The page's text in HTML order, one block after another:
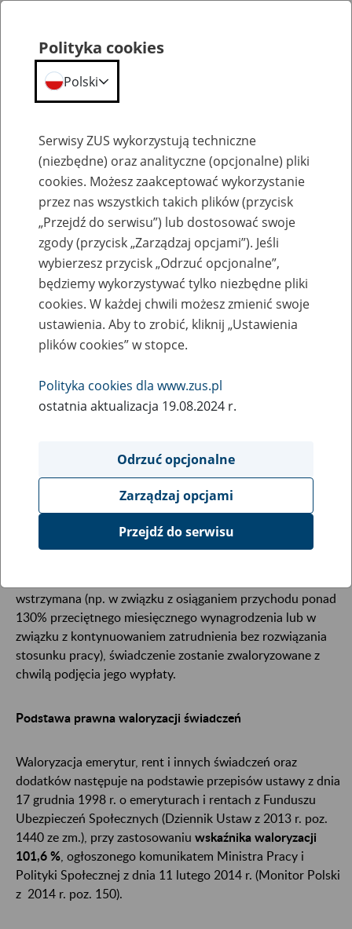
Aktualności
Marcowa waloryzacja świadczeń
25
najniższych emerytur i rent, a także dodatków oraz
kwot maksymalnych zmniejszeń emerytur i rent z
tytułu osiągania przychodu z działalności
Zakład Ubezpieczeń Społecznych waloryzuje wszystkie
wstrzymana (np. w związku z osiąganiem przychodu ponad
130% przeciętnego miesięcznego wynagrodzenia lub w
związku z kontynuowaniem zatrudnienia bez rozwiązania
stosunku pracy), świadczenie zostanie zwaloryzowane z
chwilą podjęcia jego wypłaty.
Podstawa prawna waloryzacji świadczeń
Waloryzacja emerytur, rent i innych świadczeń oraz
dodatków następuje na podstawie przepisów ustawy z dnia
17 grudnia 1998 r. o emeryturach i rentach z Funduszu
Ubezpieczeń Społecznych (Dziennik Ustaw z 2013 r. poz.
1440 ze zm.), przy zastosowaniu wskaźnika waloryzacji
101,6 % , ogłoszonego komunikatem Ministra Pracy i
Polityki Społecznej z dnia 11 lutego 2014 r. (Monitor Polski
z 2014 r. poz. 150).
Polityka cookies
Polski
Serwisy ZUS wykorzystują techniczne
(niezbędne) oraz analityczne (opcjonalne) pliki
cookies. Możesz zaakceptować wykorzystanie
przez nas wszystkich takich plików (przycisk
„Przejdź do serwisu”) lub dostosować swoje
zgody (przycisk „Zarządzaj opcjami”). Jeśli
wybierzesz przycisk „Odrzuć opcjonalne”,
będziemy wykorzystywać tylko niezbędne pliki
cookies. W każdej chwili możesz zmienić swoje
ustawienia. Aby to zrobić, kliknij „Ustawienia
plików cookies” w stopce.
Polityka cookies dla www.zus.pl
ostatnia aktualizacja 19.08.2024 r.
Odrzuć opcjonalne
Zarządzaj opcjami
Przejdź do serwisu